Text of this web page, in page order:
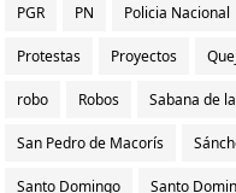
PGR PN Policia Nacional
Protestas Proyectos
robo Robos Sabana de
San Pedro de Macorís
Santo Domingo Santo